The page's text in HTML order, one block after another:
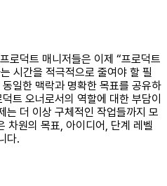
로덕트 매니저들은 이제 “프로덕트
시간을 적극적으로 줄여야 할 필
일한 맥락과 명확한 목표를 공유하
트 오너로서의 역할에 대한 부담이
는 더 이상 구체적인 작업들까지 모
차원의 목표, 아이디어, 단계 레벨
다.